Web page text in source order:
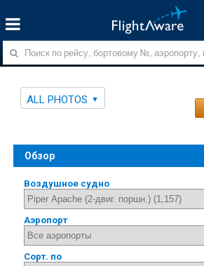
ALL PHOTOS
Обзор
Воздушное судно
Аэропорт
Сорт. по